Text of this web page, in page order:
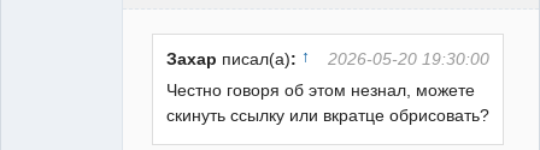
Захар писал(а): ↑
2026-05-20 19:30:00
Честно говоря об этом незнал, можете
скинуть ссылку или вкратце обрисовать?